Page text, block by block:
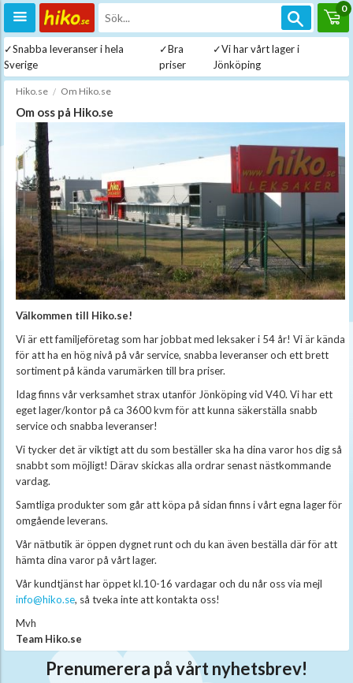
0
✓Snabba leveranser i hela
Sverige
✓Bra
priser
✓Vi har vårt lager i
Jönköping
Hiko.se Om Hiko.se
Om oss på Hiko.se
Välkommen till Hiko.se!
Vi är ett familjeföretag som har jobbat med leksaker i 54 år! Vi är kända
för att ha en hög nivå på vår service, snabba leveranser och ett brett
sortiment på kända varumärken till bra priser.
Idag finns vår verksamhet strax utanför Jönköping vid V40. Vi har ett
eget lager/kontor på ca 3600 kvm för att kunna säkerställa snabb
service och snabba leveranser!
Vi tycker det är viktigt att du som beställer ska ha dina varor hos dig så
snabbt som möjligt! Därav skickas alla ordrar senast nästkommande
vardag.
Samtliga produkter som går att köpa på sidan finns i vårt egna lager för
omgående leverans.
Vår nätbutik är öppen dygnet runt och du kan även beställa där för att
hämta dina varor på vårt lager.
Vår kundtjänst har öppet kl.10-16 vardagar och du når oss via mejl
info@hiko.se, så tveka inte att kontakta oss!
Mvh
Team Hiko.se
Prenumerera på vårt nyhetsbrev!